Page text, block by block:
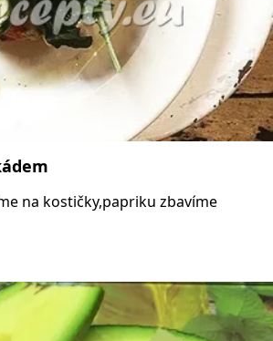
na kostičky,papriku zbavíme